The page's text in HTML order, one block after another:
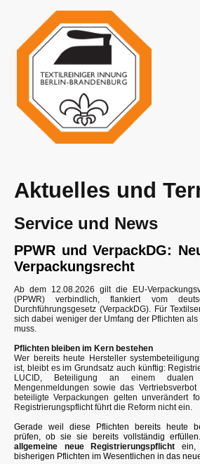
Aktuelles und
Service und News
PPWR und VerpackDG:
Verpackungsrecht
Ab dem 12.08.2026 gilt die EU-
(PPWR) verbindlich, flankiert vom
Durchführungsgesetz (VerpackDG). Für
sich dabei weniger der Umfang der Pflichten
muss.
Pflichten bleiben im Kern bestehen
Wer bereits heute Hersteller
ist, bleibt es im Grundsatz auch künftig:
LUCID, Beteiligung an einem
Mengenmeldungen sowie das
beteiligte Verpackungen gelten unverändert
Registrierungspflicht führt die Reform nicht ein.
Gerade weil diese Pflichten bereits heute
prüfen, ob sie sie bereits vollständig
allgemeine neue Registrierungspflicht ein,
bisherigen Pflichten im Wesentlichen in das